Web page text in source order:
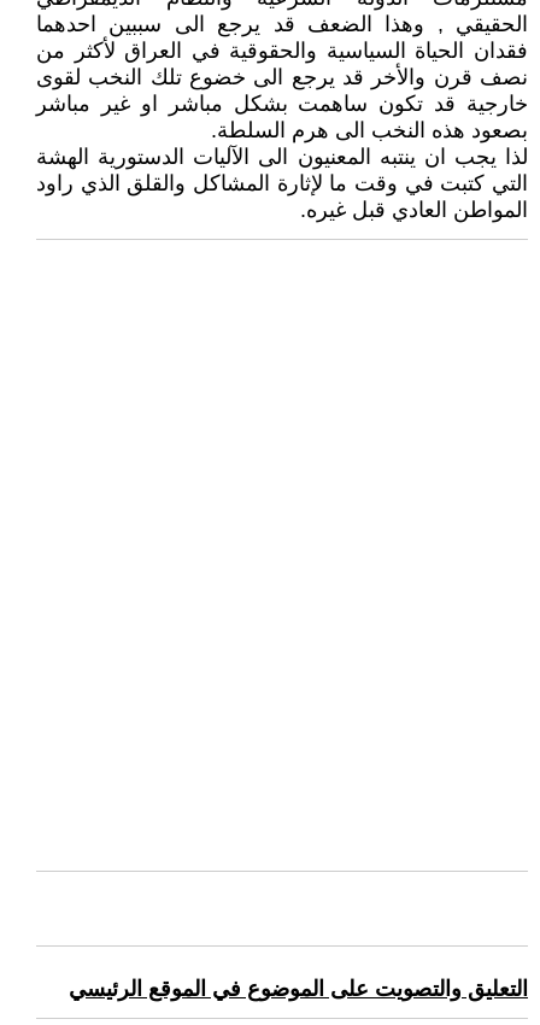
الحقيقي , وهذا الضعف قد يرجع الى سببين احدهما
فقدان الحياة السياسية والحقوقية في العراق لأكثر من
نصف قرن والأخر قد يرجع الى خضوع تلك النخب لقوى
خارجية قد تكون ساهمت بشكل مباشر او غير مباشر
بصعود هذه النخب الى هرم السلطة.
لذا يجب ان ينتبه المعنيون الى الآليات الدستورية الهشة
التي كتبت في وقت ما لإثارة المشاكل والقلق الذي راود
المواطن العادي قبل غيره.
التعليق والتصويت على الموضوع في الموقع الرئيسي